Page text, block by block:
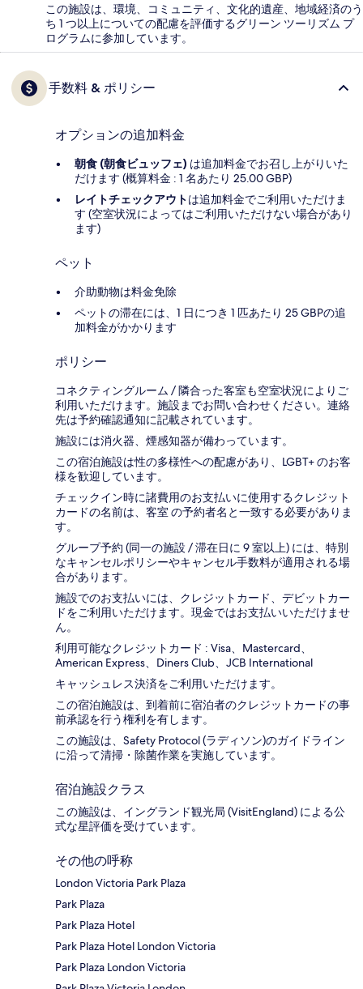
この施設は、環境、コミュニティ、文化的遺産、地域経済のう
ち 1 つ以上についての配慮を評価するグリーン ツーリズム プ
ログラムに参加しています。
手数料 & ポリシー
オプションの追加料金
朝食 (朝食ビュッフェ) は追加料金でお召し上がりいた
だけます (概算料金 : 1 名あたり 25.00 GBP)
レイトチェックアウトは追加料金でご利用いただけま
す (空室状況によってはご利用いただけない場合があり
ます)
ペット
介助動物は料金免除
ペットの滞在には、1 日につき 1 匹あたり 25 GBPの追
加料金がかかります
ポリシー
コネクティングルーム / 隣合った客室も空室状況によりご
利用いただけます。施設までお問い合わせください。連絡
先は予約確認通知に記載されています。
施設には消火器、煙感知器が備わっています。
この宿泊施設は性の多様性への配慮があり、LGBT+ のお客
様を歓迎しています。
チェックイン時に諸費用のお支払いに使用するクレジット
カードの名前は、客室 の予約者名と一致する必要がありま
す。
グループ予約 (同一の施設 / 滞在日に 9 室以上) には、特別
なキャンセルポリシーやキャンセル手数料が適用される場
合があります。
施設でのお支払いには、クレジットカード、デビットカー
ドをご利用いただけます。現金ではお支払いいただけませ
ん。
利用可能なクレジットカード : Visa、Mastercard、
American Express、Diners Club、JCB International
キャッシュレス決済をご利用いただけます。
この宿泊施設は、到着前に宿泊者のクレジットカードの事
前承認を行う権利を有します。
この施設は、Safety Protocol (ラディソン)のガイドライン
に沿って清掃・除菌作業を実施しています。
宿泊施設クラス
この施設は、イングランド観光局 (VisitEngland) による公
式な星評価を受けています。
その他の呼称
London Victoria Park Plaza
Park Plaza
Park Plaza Hotel
Park Plaza Hotel London Victoria
Park Plaza London Victoria